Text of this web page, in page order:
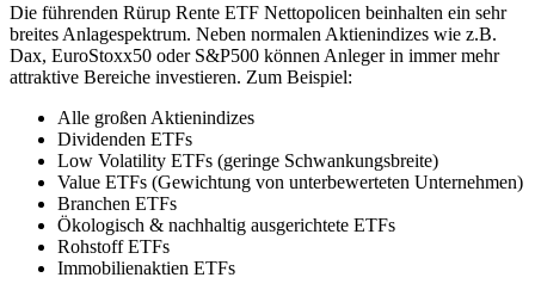
Die führenden Rürup Rente ETF Nettopolicen beinhalten ein sehr
breites Anlagespektrum. Neben normalen Aktienindizes wie z.B.
Dax, EuroStoxx50 oder S&P500 können Anleger in immer mehr
attraktive Bereiche investieren. Zum Beispiel:
Alle großen Aktienindizes
Dividenden ETFs
Low Volatility ETFs (geringe Schwankungsbreite)
Value ETFs (Gewichtung von unterbewerteten Unternehmen)
Branchen ETFs
Ökologisch & nachhaltig ausgerichtete ETFs
Rohstoff ETFs
Immobilienaktien ETFs